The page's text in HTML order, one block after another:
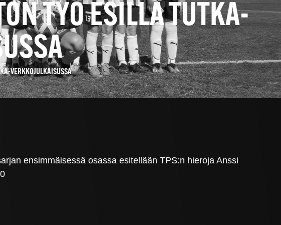
TYÖ ESILLÄ TUTKA-
VERKKOJULKAISUSSA
ensimmäisessä osassa esitellään TPS:n hieroja Anssi